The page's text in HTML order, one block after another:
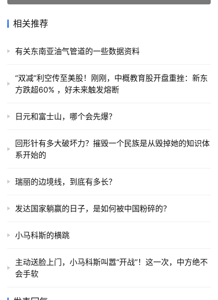
相关推荐
有关东南亚油气管道的一些数据资料
“双减”利空传至美股！刚刚，中概教育股开盘重挫：新东
方跌超60% ，好未来触发熔断
日元和富士山，哪个会先爆？
回形针有多大破坏力？摧毁一个民族是从毁掉她的知识体
系开始的
瑞丽的边境线，到底有多长？
发达国家躺赢的日子，是如何被中国粉碎的？
小马科斯的横跳
主动送脸上门，小马科斯叫嚣“开战”！这一次，中方绝不
会手软